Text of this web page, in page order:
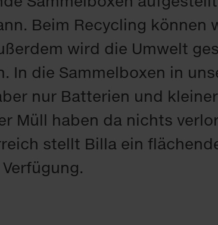
Beim Recycling können
wird die Umwelt
In die Sammelboxen in
nur Batterien und
Müll haben da nichts
stellt Billa ein